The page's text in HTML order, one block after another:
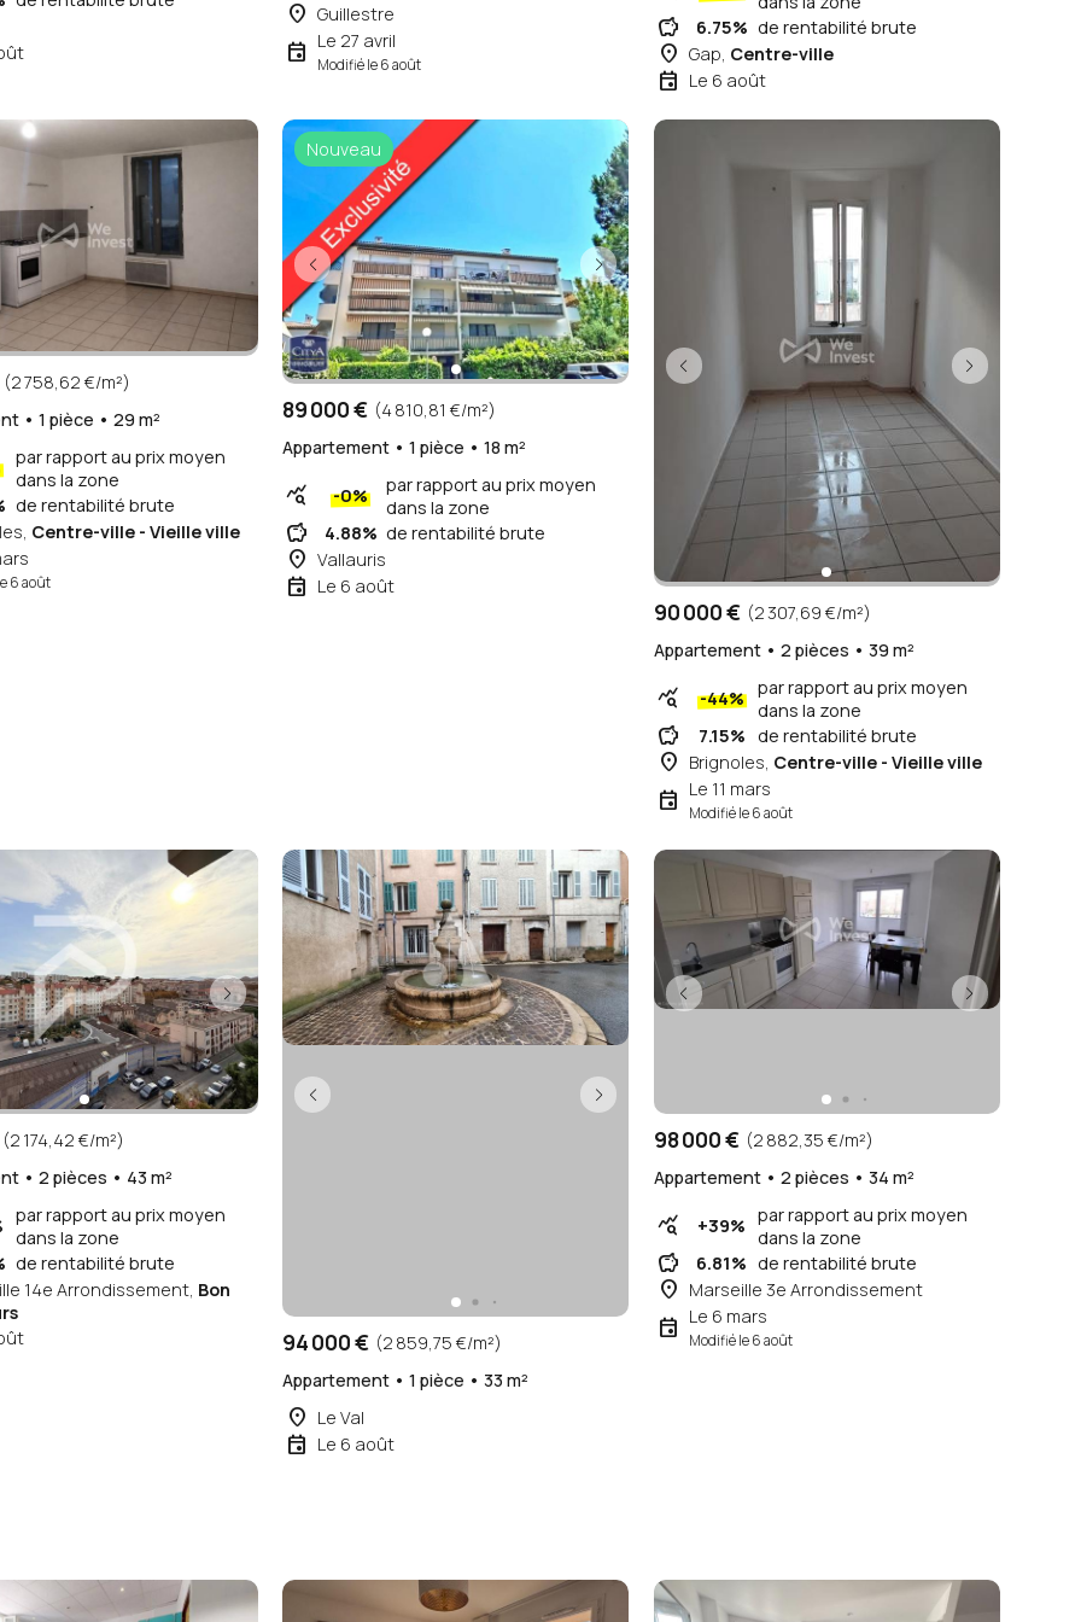
place Guillestre
event Le 27 avril
Modifié le 6 août
savings 6.75% de rentabilité brute
place Gap, Centre-ville
event Le 6 août
(2 758,62 €/m²)
• 1 pièce • 29 m²
par rapport au prix moyen
dans la zone
de rentabilité brute
Centre-ville - Vieille ville
6 août
Nouveau
89 000 € (4 810,81 €/m²)
Appartement • 1 pièce • 18 m²
query_stats -0%
par rapport au prix moyen
dans la zone
savings 4.88% de rentabilité brute
place Vallauris
event Le 6 août
90 000 € (2 307,69 €/m²)
Appartement • 2 pièces • 39 m²
query_stats -44%
par rapport au prix moyen
dans la zone
savings 7.15% de rentabilité brute
place Brignoles, Centre-ville - Vieille ville
event Le 11 mars
Modifié le 6 août
(2 174,42 €/m²)
• 2 pièces • 43 m²
par rapport au prix moyen
dans la zone
de rentabilité brute
14e Arrondissement, Bon
94 000 € (2 859,75 €/m²)
Appartement • 1 pièce • 33 m²
place Le Val
event Le 6 août
98 000 € (2 882,35 €/m²)
Appartement • 2 pièces • 34 m²
query_stats +39% par rapport au prix moyen
dans la zone
savings 6.81% de rentabilité brute
place Marseille 3e Arrondissement
event Le 6 mars
Modifié le 6 août